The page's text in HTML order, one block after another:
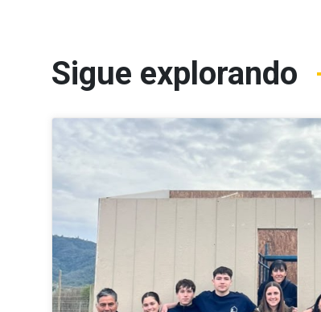
Sigue explorando